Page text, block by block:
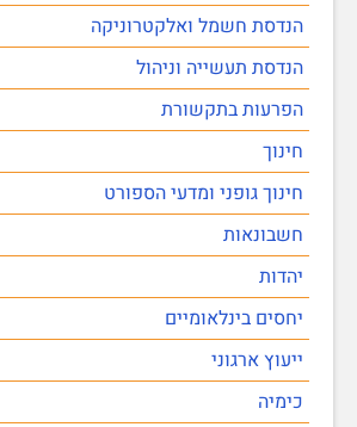
הנדסת חשמל ואלקטרוניקה
הנדסת תעשייה וניהול
הפרעות בתקשורת
חינוך
חינוך גופני ומדעי הספורט
חשבונאות
יהדות
יחסים בינלאומיים
ייעוץ ארגוני
כימיה